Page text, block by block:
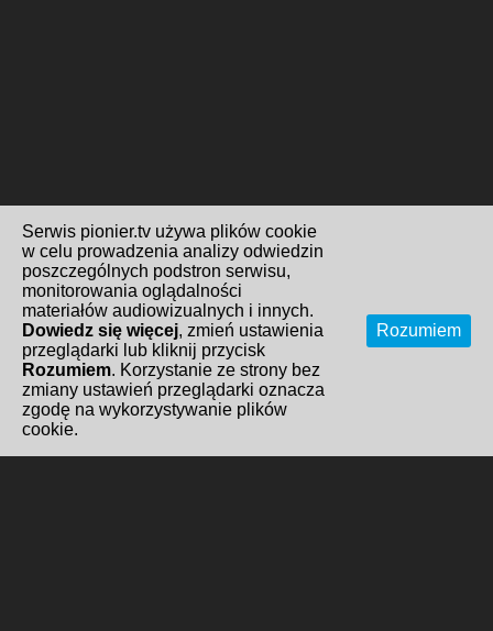
Serwis pionier.tv używa plików cookie
w celu prowadzenia analizy odwiedzin
poszczególnych podstron serwisu,
monitorowania oglądalności
materiałów audiowizualnych i innych.
Dowiedz się więcej, zmień ustawienia
przeglądarki lub kliknij przycisk
Rozumiem. Korzystanie ze strony bez
zmiany ustawień przeglądarki oznacza
zgodę na wykorzystywanie plików
cookie.
Rozumiem